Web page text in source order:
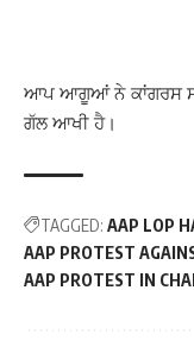
ਆਪ ਆਗੂਆਂ ਨੇ ਕਾਂਗਰਸ
ਗੱਲ ਆਖੀ ਹੈ।
TAGGED: AAP LOP
AAP PROTEST
AAP PROTEST IN